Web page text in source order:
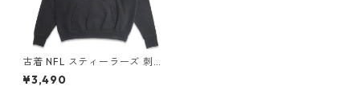
古着 NFL スティーラーズ 刺繍
スウェットパーカー トレーナ
ー グレー 表記：L gd40789
¥3,490